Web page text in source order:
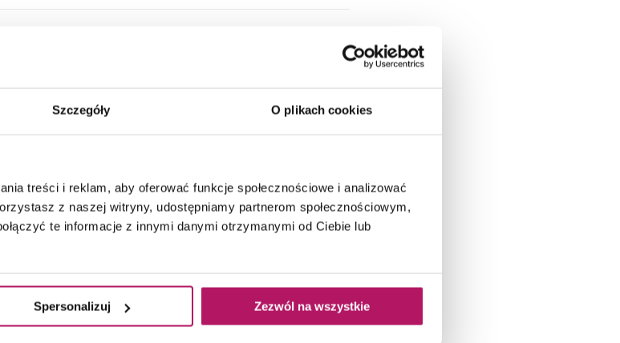
Szczegóły O plikach cookies
treści i reklam, aby oferować funkcje społecznościowe i analizować
z naszej witryny, udostępniamy partnerom społecznościowym,
te informacje z innymi danymi otrzymanymi od Ciebie lub
Spersonalizuj Zezwól na wszystkie
Z baterią: Nie
Drążek 900 mm
EasyReach Półka